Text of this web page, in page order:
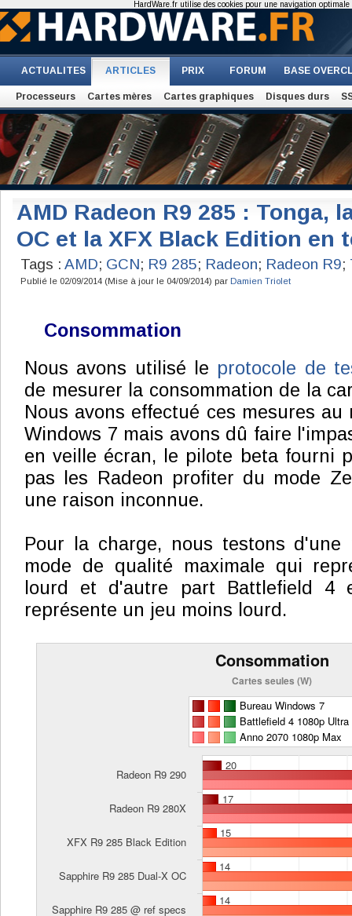
ACTUALITES ARTICLES PRIX FORUM BASE
Processeurs Cartes mères Cartes graphiques Disques durs
AMD Radeon R9 285 : Tonga,
OC et la XFX Black Edition en
Tags : AMD; GCN; R9 285; Radeon; Radeon R9;
Publié le 02/09/2014 (Mise à jour le 04/09/2014) par Damien Triolet
Consommation
Nous avons utilisé le protocole de
de mesurer la consommation de la
Nous avons effectué ces mesures
Windows 7 mais avons dû faire
en veille écran, le pilote beta fourni
pas les Radeon profiter du mode
une raison inconnue.
Pour la charge, nous testons d'une
mode de qualité maximale qui
lourd et d'autre part Battlefield 4
représente un jeu moins lourd.
HardWare.fr utilise des cookies pour une navigation